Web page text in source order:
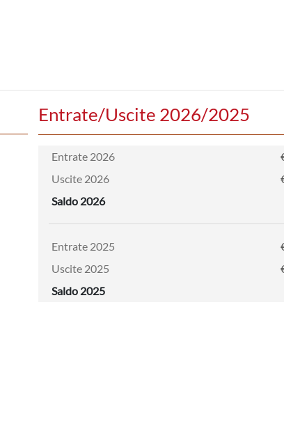
Entrate/Uscite 2026/2025
Entrate 2026
Uscite 2026
Saldo 2026
Entrate 2025
Uscite 2025
Saldo 2025